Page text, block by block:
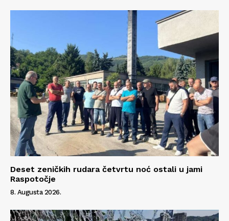
Info
O nama
Kontakt
Impressum
Deset zeničkih rudara četvrtu noć ostali u jami
Raspotočje
8. Augusta 2026.